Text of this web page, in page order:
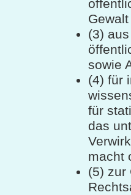
(3)
sowie
(4) für
für
das
macht
(5) zur